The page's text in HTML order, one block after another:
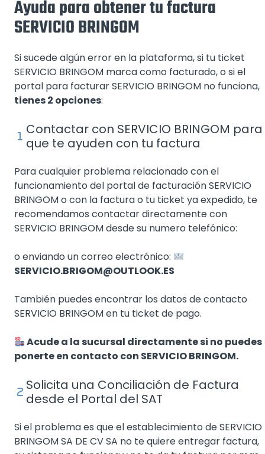
Ayuda para obtener tu factura
SERVICIO BRINGOM
Si sucede algún error en la plataforma, si tu ticket
SERVICIO BRINGOM marca como facturado, o si el
portal para facturar SERVICIO BRINGOM no funciona,
tienes 2 opciones:
Contactar con SERVICIO BRINGOM para
que te ayuden con tu factura
Para cualquier problema relacionado con el
funcionamiento del portal de facturación SERVICIO
BRINGOM o con la factura o tu ticket ya expedido, te
recomendamos contactar directamente con
SERVICIO BRINGOM desde su numero telefónico:
o enviando un correo electrónico:
SERVICIO.BRIGOM@OUTLOOK.ES
También puedes encontrar los datos de contacto
SERVICIO BRINGOM en tu ticket de pago.
Acude a la sucursal directamente si no puedes
ponerte en contacto con SERVICIO BRINGOM.
Solicita una Conciliación de Factura
desde el Portal del SAT
Si el problema es que el establecimiento de SERVICIO
BRINGOM SA DE CV SA no te quiere entregar factura,